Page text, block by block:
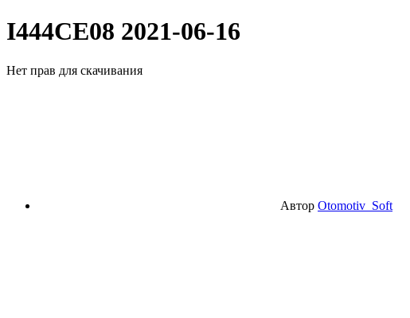
I444CE08 2021-06-16
Нет прав для скачивания
Автор Otomotiv_Soft